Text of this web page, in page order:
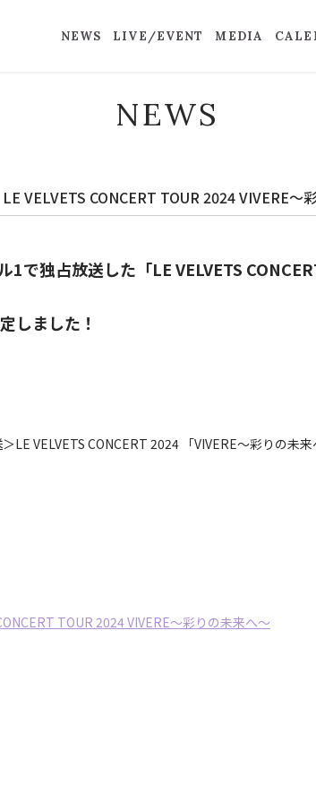
NEWS LIVE/EVENT MEDIA
NEWS
VELVETS CONCERT TOUR 2024 VIVERE～
で独占放送した「LE VELVETS
しました！
VELVETS CONCERT 2024 「VIVERE～彩りの未来
TOUR 2024 VIVERE～彩りの未来へ～